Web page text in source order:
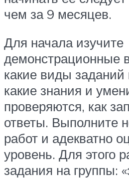
чем за 9 месяцев.
Для начала изучите
демонстрационные
какие виды заданий
какие знания и
проверяются, как
ответы. Выполните
работ и адекватно
уровень. Для этого
задания на группы: